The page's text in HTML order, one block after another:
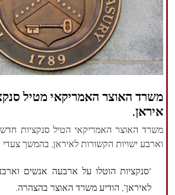
فارسي|
English
|العربيه |
| עברית|
русский|中文
|
משרד האוצר האמריקאי מטיל
איראן.
משרד האוצר האמריקאי הטיל סנקציות
וארבע ישויות הקשורות לאיראן, בהמשך
"סנקציות הוטלו על ארבעה אנשים
לאיראן", הודיע משרד האוצר בהצהרה.